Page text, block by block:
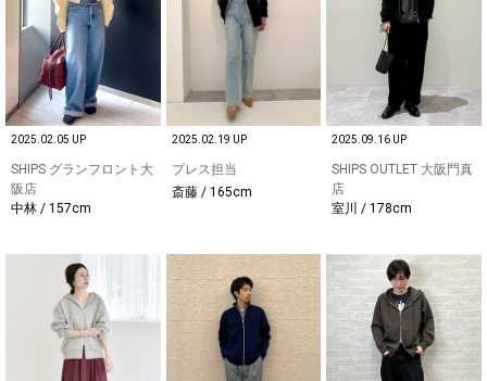
2025.02.05 UP
SHIPS グランフロント大
阪店
中林 / 157cm
2025.02.19 UP
プレス担当
斎藤 / 165cm
2025.09.16 UP
SHIPS OUTLET 大阪門真
店
室川 / 178cm